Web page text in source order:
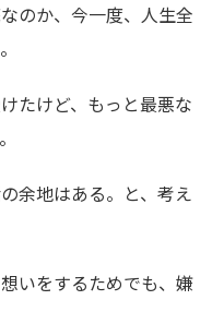
のか、今一度、人生全
たけど、もっと最悪な
余地はある。と、考え
いをするためでも、嫌